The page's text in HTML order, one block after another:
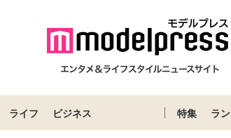
ライフ ビジネス 特集 ラ